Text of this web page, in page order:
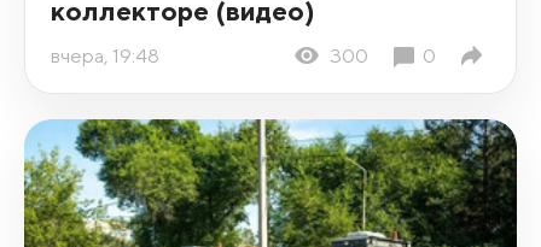
коллекторе (видео)
вчера, 19:48 300 0